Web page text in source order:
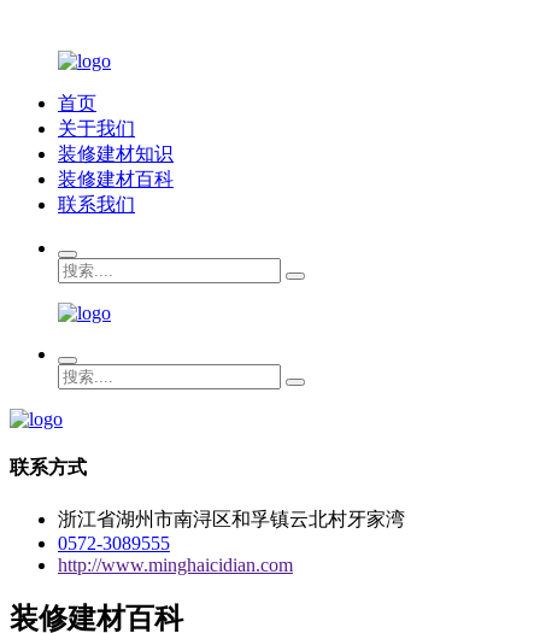
首页
关于我们
装修建材知识
装修建材百科
联系我们
联系方式
浙江省湖州市南浔区和孚镇云北村牙家湾
0572-3089555
http://www.minghaicidian.com
装修建材百科